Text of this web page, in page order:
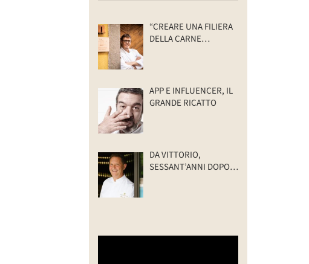
“CREARE UNA FILIERA
DELLA CARNE
APP E INFLUENCER, IL
GRANDE RICATTO
DA VITTORIO,
SESSANT’ANNI DOPO: